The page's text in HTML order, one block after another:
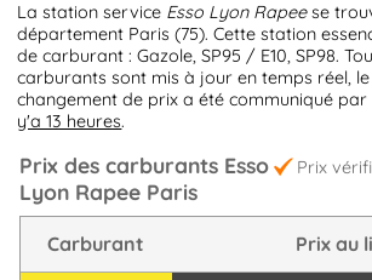
La station service Esso Lyon Rapeese
département Paris (75). Cette station
de carburant : Gazole, SP95 / E10, SP98.
carburants sont mis à jour en temps réel,
changement de prix a été communiqué par
y'a 13 heures.
Prix
Prix des carburants Esso
Lyon Rapee Paris
Carburant Prix au